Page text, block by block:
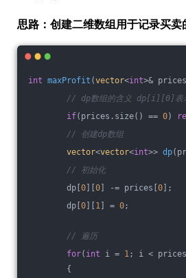
思路：创建二维数组用于记录买卖
int maxProfit (vector<int>&
// dp数组的含义 dp[i][0]表
if(prices.size() == 0)
// 创建dp数组
vector<vector<int>> dp
// 初始化
dp[ 0 0 ] -= prices[ 0 ];
dp[ 0 1 ] = 0;
// 遍历
for( int i = 1; i <
{